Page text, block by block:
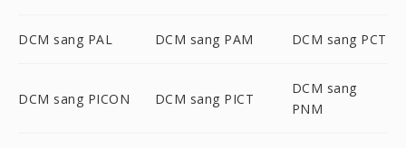
DCM sang PAL DCM sang PAM DCM sang PCT
DCM sang PICON DCM sang PICT
DCM sang
PNM